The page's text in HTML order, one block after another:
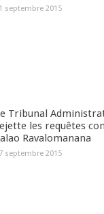
septembre 2015
Tribunal
les requêtes
Ravalomanana
septembre 2015